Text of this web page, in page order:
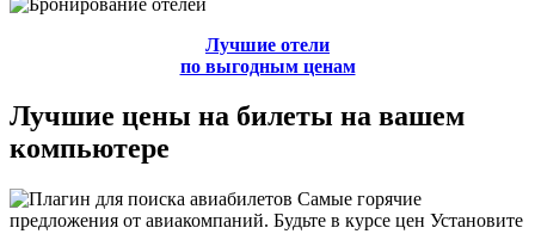
Лучшие отели
по выгодным ценам
Лучшие цены на билеты на вашем
компьютере
Самые горячие
предложения от авиакомпаний. Будьте в курсе цен Установите